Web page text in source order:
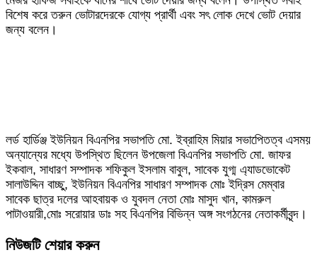
বিশেষ করে তরুন ভোটারদেরকে যোগ্য প্রার্থী এবং সৎ লোক দেখে ভোট দেয়ার
জন্য বলেন।
লর্ড হার্ডিঞ্জ ইউনিয়ন বিএনপির সভাপতি মো. ইব্রাহিম মিয়ার সভাপেিতত্ব এসময়
অন্যান্যের মধ্যে উপস্থিত ছিলেন উপজেলা বিএনপির সভাপতি মো. জাফর
ইকবাল, সাধারণ সম্পাদক শফিকুল ইসলাম বাবুল, সাবেক যুগ্ম এ্যাডভোকেট
সালাউদ্দিন বাচ্ছু, ইউনিয়ন বিএনপির সাধারণ সম্পাদক মোঃ ইদ্রিস মেম্বার
সাবেক ছাত্র দলের আহবায়ক ও যুবদল নেতা মোঃ মাসুদ খান, কামরুল
পাটাওয়ারী,মোঃ সরোয়ার ডাঃ সহ বিএনপির বিভিন্ন অঙ্গ সংগঠনের নেতাকর্মীবৃন্দ।
নিউজটি শেয়ার করুন